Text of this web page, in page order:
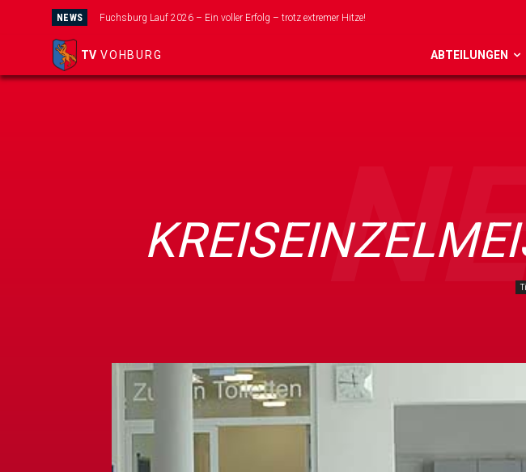
NEWS Wir suchen dich für unser neues Mini-Kicker Team!
TV VOHBURG ABTEILUNGEN